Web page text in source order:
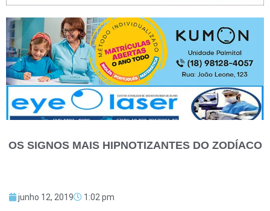
OS SIGNOS MAIS HIPNOTIZANTES DO ZODÍACO
junho 12, 2019 1:02 pm